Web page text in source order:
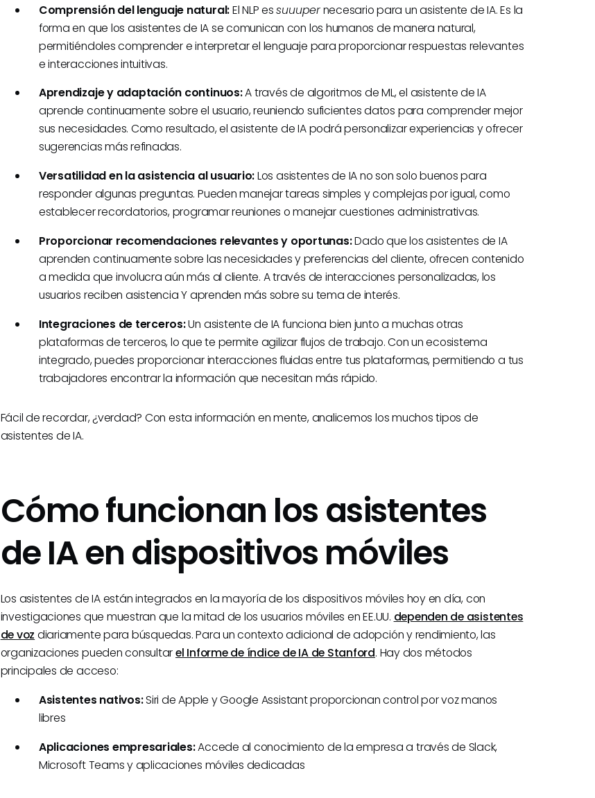
Comprensión del lenguaje natural:El NLP essuuupernecesario para un asistente de IA. Es la
forma en que los asistentes de IA se comunican con los humanos de manera natural,
permitiéndoles comprender e interpretar el lenguaje para proporcionar respuestas relevantes
e interacciones intuitivas.
Aprendizaje y adaptación continuos:A través de algoritmos de ML, el asistente de IA
aprende continuamente sobre el usuario, reuniendo suficientes datos para comprender mejor
sus necesidades. Como resultado, el asistente de IA podrá personalizar experiencias y ofrecer
sugerencias más refinadas.
Versatilidad en la asistencia al usuario:Los asistentes de IA no son solo buenos para
responder algunas preguntas. Pueden manejar tareas simples y complejas por igual, como
establecer recordatorios, programar reuniones o manejar cuestiones administrativas.
Proporcionar recomendaciones relevantes y oportunas:Dado que los asistentes de IA
aprenden continuamente sobre las necesidades y preferencias del cliente, ofrecen contenido
a medida que involucra aún más al cliente. A través de interacciones personalizadas, los
usuarios reciben asistencia Y aprenden más sobre su tema de interés.
Integraciones de terceros:Un asistente de IA funciona bien junto a muchas otras
plataformas de terceros, lo que te permite agilizar flujos de trabajo. Con un ecosistema
integrado, puedes proporcionar interacciones fluidas entre tus plataformas, permitiendo a tus
trabajadores encontrar la información que necesitan más rápido.
Fácil de recordar, ¿verdad? Con esta información en mente, analicemos los muchos tipos de
asistentes de IA.
Cómo funcionan los asistentes
de IA en dispositivos móviles
Los asistentes de IA están integrados en la mayoría de los dispositivos móviles hoy en día, con
investigaciones que muestran que la mitad de los usuarios móviles en EE.UU. dependen de asistentes
de voz diariamente para búsquedas. Para un contexto adicional de adopción y rendimiento, las
organizaciones pueden consultarel Informe de índice de IA de Stanford. Hay dos métodos
principales de acceso:
Asistentes nativos:Siri de Apple y Google Assistant proporcionan control por voz manos
libres
Aplicaciones empresariales:Accede al conocimiento de la empresa a través de Slack,
Microsoft Teams y aplicaciones móviles dedicadas